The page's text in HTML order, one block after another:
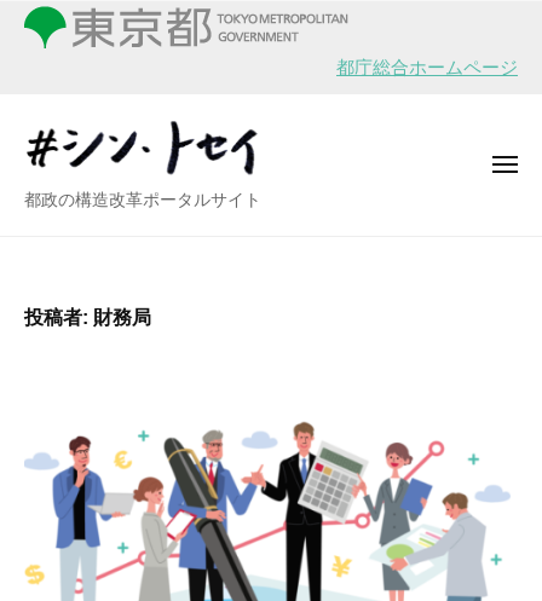
都庁総合ホームページ
シ
セ
都政の構造改革ポータルサイト
メ
投稿者: 財務局
ン
イ